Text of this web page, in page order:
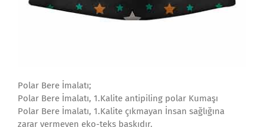
Polar Bere İmalatı;
Polar Bere İmalatı, 1.Kalite antipiling polar Kumaşı
Polar Bere İmalatı, 1.Kalite çıkmayan İnsan sağlığına
zarar vermeyen eko-teks baskıdır.